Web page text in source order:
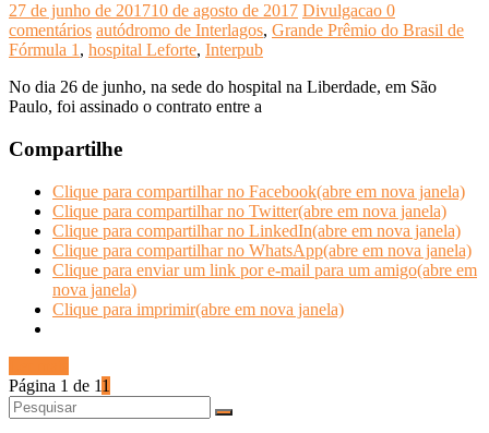
27 de junho de 201710 de agosto de 2017 Divulgacao 0
comentários autódromo de Interlagos, Grande Prêmio do Brasil de
Fórmula 1 , hospital Leforte, Interpub
No dia 26 de junho, na sede do hospital na Liberdade, em São
Paulo, foi assinado o contrato entre a
Compartilhe
Clique para compartilhar no Facebook(abre em nova janela)
Clique para compartilhar no Twitter(abre em nova janela)
Clique para compartilhar no LinkedIn(abre em nova janela)
Clique para compartilhar no WhatsApp(abre em nova janela)
Clique para enviar um link por e-mail para um amigo(abre em
nova janela)
Clique para imprimir(abre em nova janela)
Página 1 de 11